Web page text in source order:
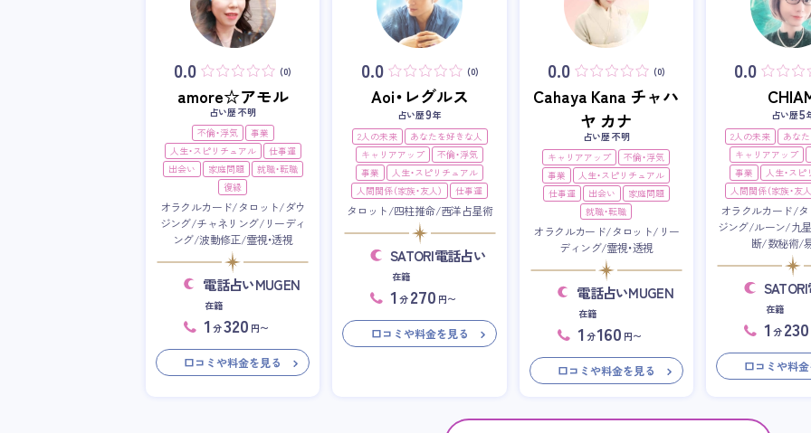
0.0 (0)
amore☆アモル
占い歴 不明
不倫・浮気
事業
人生・スピリチュアル
仕事運
出会い
家庭問題
就職・転職
復縁
オラクルカード/タロット/ダウ
ジング/チャネリング/リーディ
ング/波動修正/霊視・透視
電話占いMUGEN
在籍
1 分320 円〜
口コミや料金を見る
0.0 (0)
Aoi・レグルス
占い歴9年
2人の未来
あなたを好きな人
キャリアアップ
不倫・浮気
事業
人生・スピリチュアル
人間関係（家族・友人）
仕事運
タロット/四柱推命/西洋占星術
SATORI電話占い
在籍
1 分 270 円〜
口コミや料金を見る
0.0 (0)
Cahaya Kana チャハ
ヤ カナ
占い歴 不明
キャリアアップ
不倫・浮気
事業
人生・スピリチュアル
仕事運
出会い
家庭問題
就職・転職
オラクルカード/タロット/リー
ディング/霊視・透視
電話占いMUGEN
在籍
1 分160 円〜
口コミや料金を見る
0.0
占い歴5
2人の未来
あな
キャリアアップ
事業
人生・ス
人間関係（家族・友人
オラクルカード/
ジング/ルーン/九
断/数秘術/
在籍
1 分 230
口コミや料